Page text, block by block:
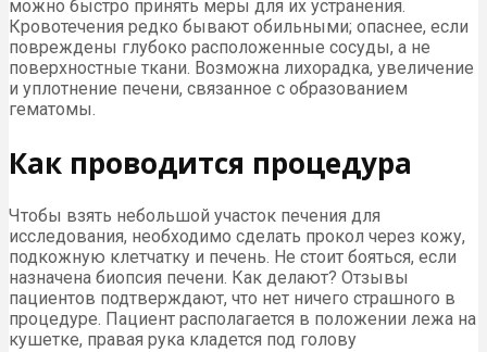
можно быстро принять меры для их устранения.
Кровотечения редко бывают обильными; опаснее, если
повреждены глубоко расположенные сосуды, а не
поверхностные ткани. Возможна лихорадка, увеличение
и уплотнение печени, связанное с образованием
гематомы.
Как проводится процедура
Чтобы взять небольшой участок печения для
исследования, необходимо сделать прокол через кожу,
подкожную клетчатку и печень. Не стоит бояться, если
назначена биопсия печени. Как делают? Отзывы
пациентов подтверждают, что нет ничего страшного в
процедуре. Пациент располагается в положении лежа на
кушетке, правая рука кладется под голову